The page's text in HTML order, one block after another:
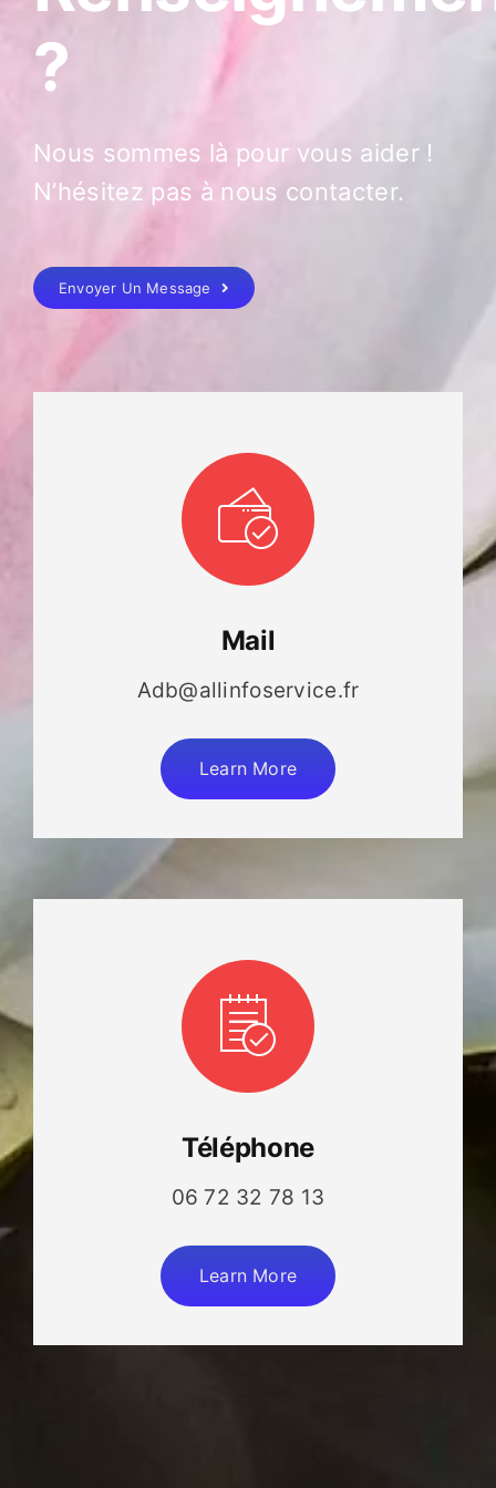
?
Nous sommes là pour vous aider !
N’hésitez pas à nous contacter.
Envoyer Un Message
Mail
Adb@allinfoservice.fr
Learn More
Téléphone
06 72 32 78 13
Learn More